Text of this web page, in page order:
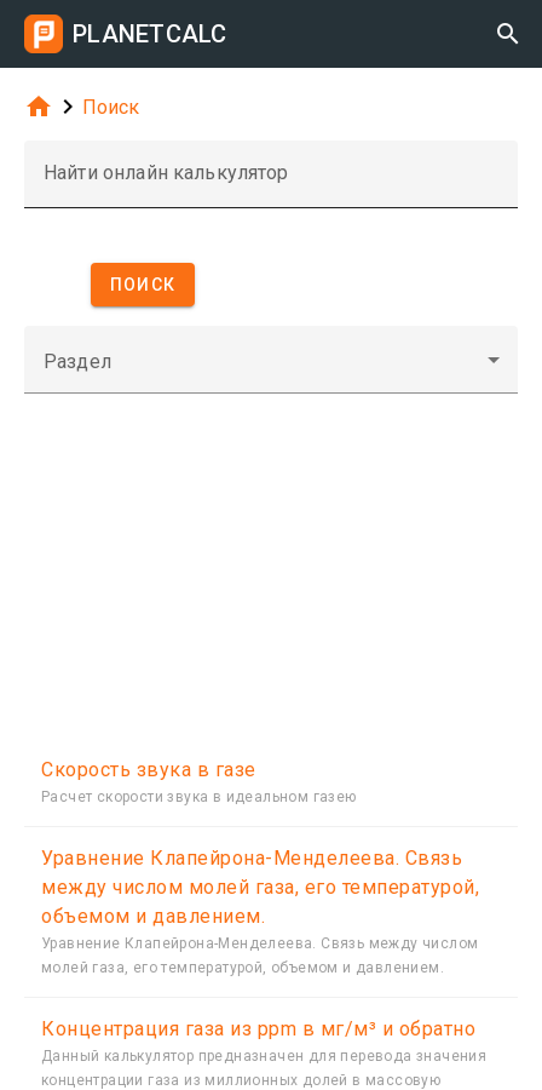
PLANETCALC 
  Поиск
Найти онлайн калькулятор
ПОИСК
Раздел
Скорость звука в газе
Расчет скорости звука в идеальном газею
Уравнение Клапейрона-Менделеева. Связь
между числом молей газа, его температурой,
объемом и давлением.
Уравнение Клапейрона-Менделеева. Связь между числом
молей газа, его температурой, объемом и давлением.
Концентрация газа из ppm в мг/м³ и обратно
Данный калькулятор предназначен для перевода значения
концентрации газа из миллионных долей в массовую